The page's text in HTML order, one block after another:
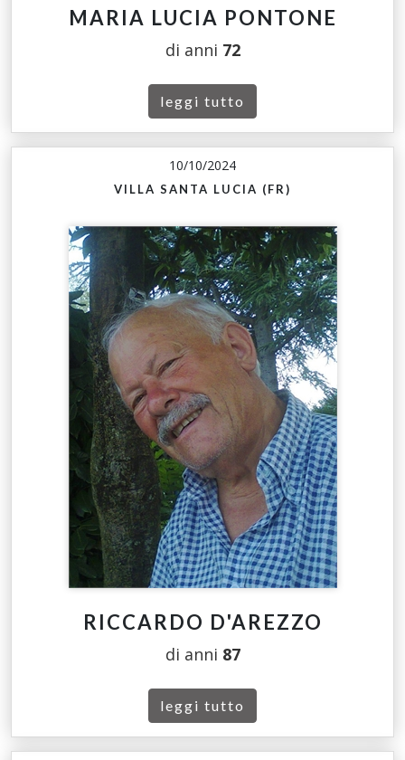
MARIA LUCIA PONTONE
di anni 72
leggi tutto
10/10/2024
VILLA SANTA LUCIA (FR)
RICCARDO D'AREZZO
di anni 87
leggi tutto